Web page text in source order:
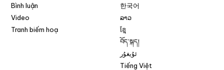
Bình luận
Video
Tranh biếm hoạ
한국어
ລາວ
ខ្មែ
བོད་སྐད།
ئۇيغۇر
Tiếng Việt